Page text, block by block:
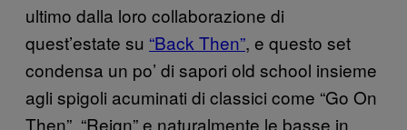
ultimo dalla loro collaborazione di
quest’estate su “Back Then”, e questo set
condensa un po’ di sapori old school insieme
agli spigoli acuminati di classici come “Go On
Then”, “Reign” e naturalmente le basse in